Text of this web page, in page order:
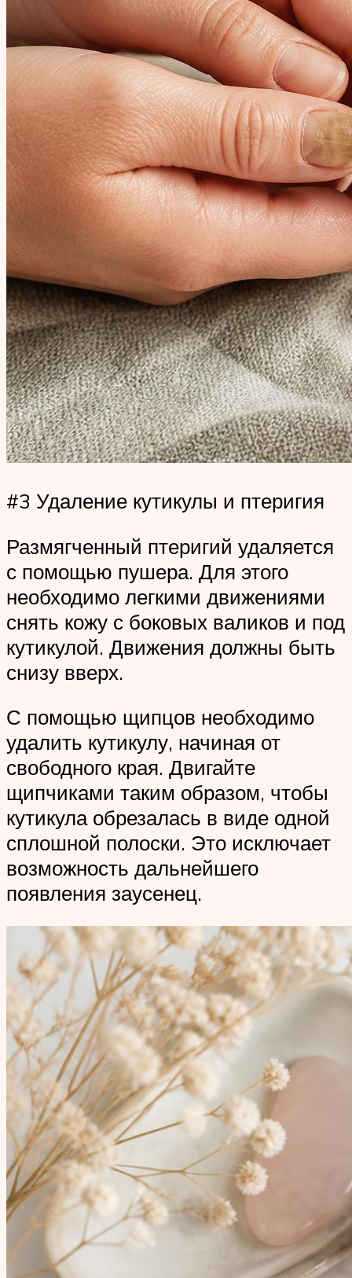
#3 Удаление кутикулы и птеригия
Размягченный птеригий удаляется
с помощью пушера. Для этого
необходимо легкими движениями
снять кожу с боковых валиков и под
кутикулой. Движения должны быть
снизу вверх.
С помощью щипцов необходимо
удалить кутикулу, начиная от
свободного края. Двигайте
щипчиками таким образом, чтобы
кутикула обрезалась в виде одной
сплошной полоски. Это исключает
возможность дальнейшего
появления заусенец.